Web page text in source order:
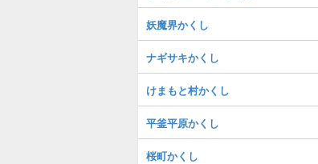
妖魔界かくし
ナギサキかくし
けまもと村かくし
平釜平原かくし
桜町かくし